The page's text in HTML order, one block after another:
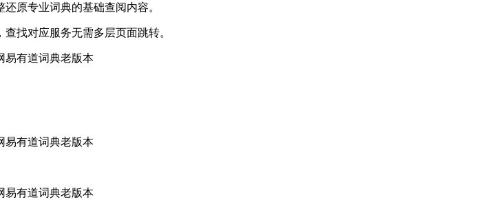
原专业词典的基础查阅内容。
找对应服务无需多层页面跳转。